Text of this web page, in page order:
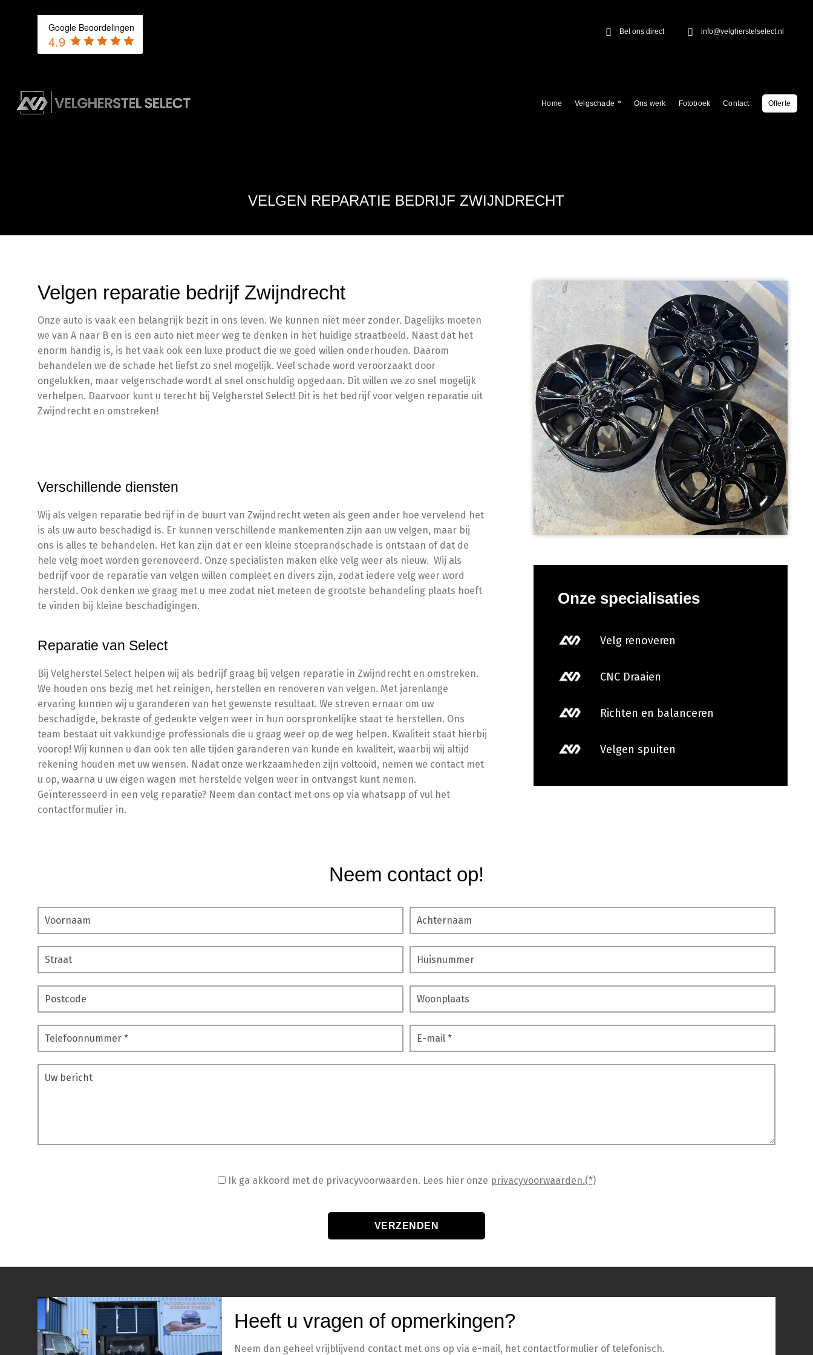
Google Beoordelingen
4.9
Bel ons direct info@velgherstelselect.nl
Home Velgschade Ons werk Fotoboek Contact Offerte
VELGEN REPARATIE BEDRIJF ZWIJNDRECHT
Velgen reparatie bedrijf Zwijndrecht
Onze auto is vaak een belangrijk bezit in ons leven. We kunnen niet meer zonder. Dagelijks moeten
we van A naar B en is een auto niet meer weg te denken in het huidige straatbeeld. Naast dat het
enorm handig is, is het vaak ook een luxe product die we goed willen onderhouden. Daarom
behandelen we de schade het liefst zo snel mogelijk. Veel schade word veroorzaakt door
ongelukken, maar velgenschade wordt al snel onschuldig opgedaan. Dit willen we zo snel mogelijk
verhelpen. Daarvoor kunt u terecht bij Velgherstel Select! Dit is het bedrijf voor velgen reparatie uit
Zwijndrecht en omstreken!
Verschillende diensten
Wij als velgen reparatie bedrijf in de buurt van Zwijndrecht weten als geen ander hoe vervelend het
is als uw auto beschadigd is. Er kunnen verschillende mankementen zijn aan uw velgen, maar bij
ons is alles te behandelen. Het kan zijn dat er een kleine stoeprandschade is ontstaan of dat de
hele velg moet worden gerenoveerd. Onze specialisten maken elke velg weer als nieuw. Wij als
bedrijf voor de reparatie van velgen willen compleet en divers zijn, zodat iedere velg weer word
hersteld. Ook denken we graag met u mee zodat niet meteen de grootste behandeling plaats hoeft
te vinden bij kleine beschadigingen.
Reparatie van Select
Bij Velgherstel Select helpen wij als bedrijf graag bij velgen reparatie in Zwijndrecht en omstreken.
We houden ons bezig met het reinigen, herstellen en renoveren van velgen. Met jarenlange
ervaring kunnen wij u garanderen van het gewenste resultaat. We streven ernaar om uw
beschadigde, bekraste of gedeukte velgen weer in hun oorspronkelijke staat te herstellen. Ons
team bestaat uit vakkundige professionals die u graag weer op de weg helpen. Kwaliteit staat hierbij
voorop! Wij kunnen u dan ook ten alle tijden garanderen van kunde en kwaliteit, waarbij wij altijd
rekening houden met uw wensen. Nadat onze werkzaamheden zijn voltooid, nemen we contact met
u op, waarna u uw eigen wagen met herstelde velgen weer in ontvangst kunt nemen.
Geïnteresseerd in een velg reparatie? Neem dan contact met ons op via whatsapp of vul het
contactformulier in.
Onze specialisaties
Velg renoveren
CNC Draaien
Richten en balanceren
Velgen spuiten
Neem contact op!
Ik ga akkoord met de privacyvoorwaarden. Lees hier onze privacyvoorwaarden.(*)
Heeft u vragen of opmerkingen?
Neem dan geheel vrijblijvend contact met ons op via e-mail, het contactformulier of telefonisch.